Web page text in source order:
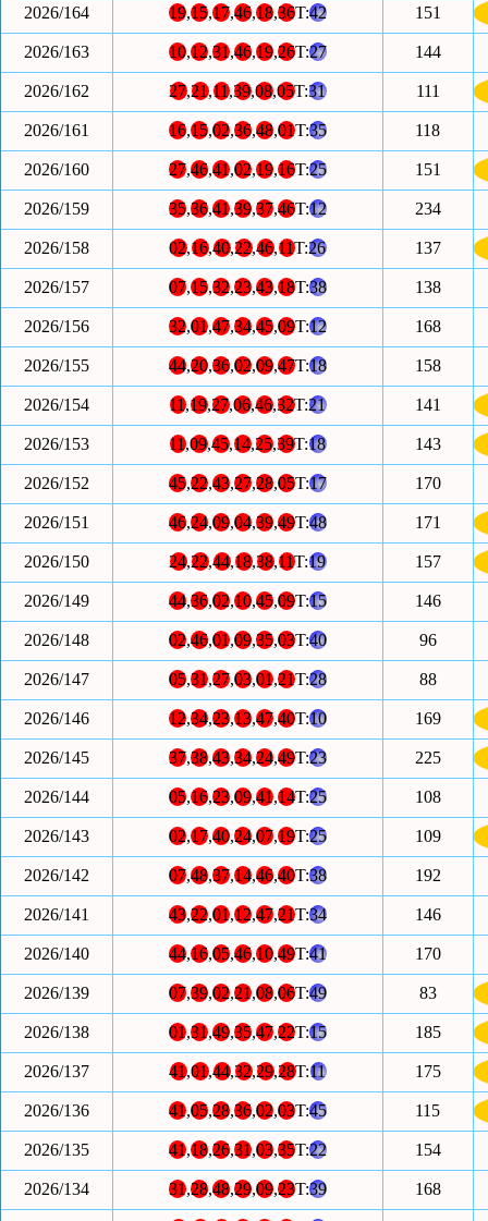
2026/164 19,15,17,46,18,36T:42 151
2026/163 10,12,31,46,19,26T:27 144
2026/162 27,21,11,39,08,05T:31 111
2026/161 16,15,02,36,48,01T:35 118
2026/160 27,46,41,02,19,16T:25 151
2026/159 35,36,41,39,37,46T:12 234
2026/158 02,16,40,22,46,11T:26 137
2026/157 07,15,32,23,43,18T:38 138
2026/156 32,01,47,34,45,09T:12 168
2026/155 44,20,36,02,09,47T:18 158
2026/154 11,19,27,06,46,32T:21 141
2026/153 11,09,45,14,25,39T:18 143
2026/152 45,22,43,27,28,05T:17 170
2026/151 46,24,09,04,39,49T:48 171
2026/150 24,22,44,18,38,11T:19 157
2026/149 44,36,02,10,45,09T:15 146
2026/148 02,46,01,09,35,03T:40 96
2026/147 05,31,27,03,01,21T:28 88
2026/146 12,34,23,13,47,40T:10 169
2026/145 37,38,43,34,24,49T:23 225
2026/144 05,16,23,09,41,14T:25 108
2026/143 02,17,40,24,07,19T:25 109
2026/142 07,48,37,14,46,40T:38 192
2026/141 43,22,01,12,47,21T:34 146
2026/140 44,16,05,46,10,49T:41 170
2026/139 07,39,02,21,08,06T:49 83
2026/138 01,31,49,35,47,22T:15 185
2026/137 41,01,44,32,29,28T:11 175
2026/136 41,05,28,36,02,03T:45 115
2026/135 41,18,26,31,03,35T:22 154
2026/134 31,28,48,29,09,23T:39 168